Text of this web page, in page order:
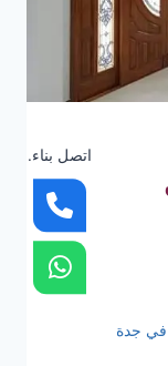
جدة
اتصل بناء.